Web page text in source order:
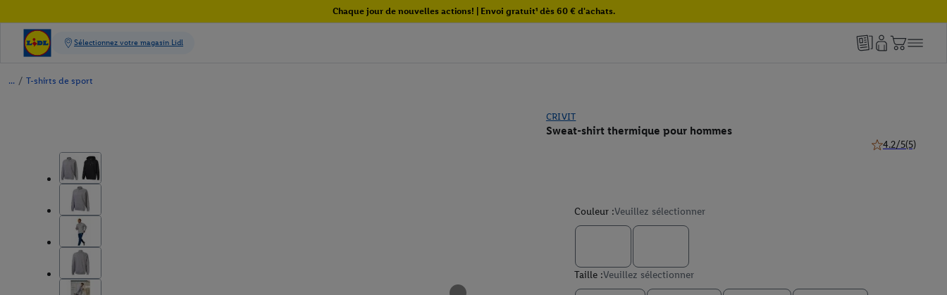
Chaque jour de nouvelles actions! | Envoi gratuit¹ dès 60 € d'achats.
/ T-shirts de sport
CRIVIT
Sweat-shirt thermique pour hommes
4.2/5(5)
Couleur :Veuillez sélectionner
Taille :Veuillez sélectionner